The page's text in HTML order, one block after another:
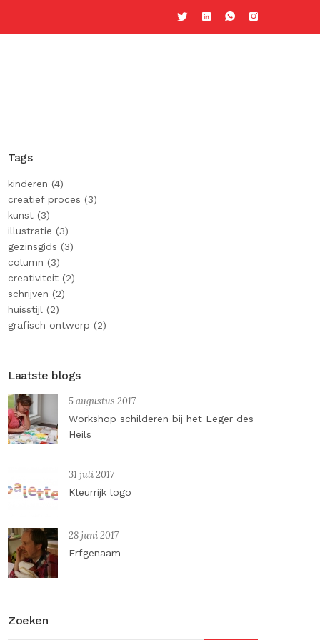
Tags
kinderen (4)
creatief proces (3)
kunst (3)
illustratie (3)
gezinsgids (3)
column (3)
creativiteit (2)
schrijven (2)
huisstijl (2)
grafisch ontwerp (2)
Laatste blogs
5 augustus 2017
Workshop schilderen bij het Leger des
Heils
31 juli 2017
Kleurrijk logo
28 juni 2017
Erfgenaam
Zoeken